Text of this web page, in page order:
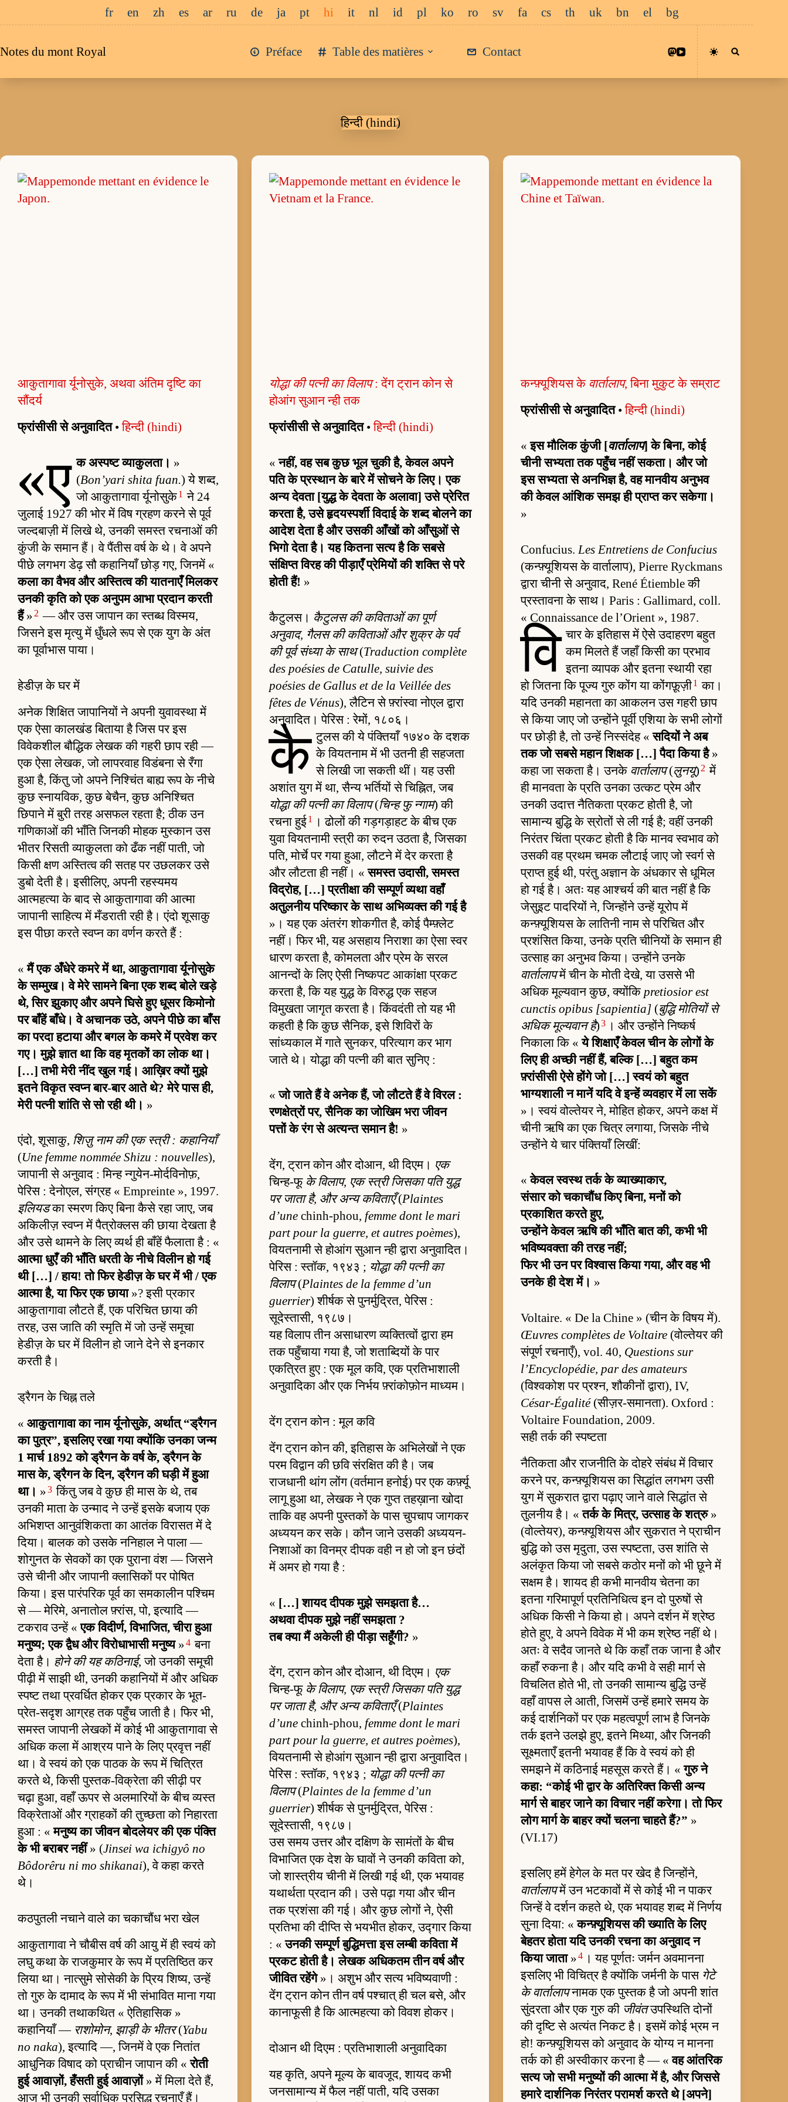
au
fr en zh es ar ru de ja pt hi it nl id pl ko ro sv fa cs th uk bn el bg
Notes du mont Royal Préface Table des matières Contact
हिन्दी (hindi)
आकुतागावा र्यूनोसुके, अथवा अंतिम दृष्टि का
सौंदर्य
फ्रांसीसी से अनुवादित•हिन्दी (hindi)
«ए क अस्पष्ट व्याकुलता। »
(Bon’yari shita fuan.) ये शब्द,
जो आकुतागावा र्यूनोसुके1 ने 24
जुलाई 1927 की भोर में विष ग्रहण करने से पूर्व
जल्दबाज़ी में लिखे थे, उनकी समस्त रचनाओं की
कुंजी के समान हैं। वे पैंतीस वर्ष के थे। वे अपने
पीछे लगभग डेढ़ सौ कहानियाँ छोड़ गए, जिनमें «
कला का वैभव और अस्तित्व की यातनाएँ मिलकर
उनकी कृति को एक अनुपम आभा प्रदान करती
हैं» 2 — और उस जापान का स्तब्ध विस्मय,
जिसने इस मृत्यु में धुँधले रूप से एक युग के अंत
का पूर्वाभास पाया।
हेडीज़ के घर में
अनेक शिक्षित जापानियों ने अपनी युवावस्था में
एक ऐसा कालखंड बिताया है जिस पर इस
विवेकशील बौद्धिक लेखक की गहरी छाप रही —
एक ऐसा लेखक, जो लापरवाह विडंबना से रँगा
हुआ है, किंतु जो अपने निश्चिंत बाह्य रूप के नीचे
कुछ स्नायविक, कुछ बेचैन, कुछ अनिश्चित
छिपाने में बुरी तरह असफल रहता है; ठीक उन
गणिकाओं की भाँति जिनकी मोहक मुस्कान उस
भीतर रिसती व्याकुलता को ढँक नहीं पाती, जो
किसी क्षण अस्तित्व की सतह पर उछलकर उसे
डुबो देती है। इसीलिए, अपनी रहस्यमय
आत्महत्या के बाद से आकुतागावा की आत्मा
जापानी साहित्य में मँडराती रही है। एंदो शूसाकु
इस पीछा करते स्वप्न का वर्णन करते हैं :
«मैं एक अँधेरे कमरे में था, आकुतागावा र्यूनोसुके
के सम्मुख। वे मेरे सामने बिना एक शब्द बोले खड़े
थे, सिर झुकाए और अपने घिसे हुए धूसर किमोनो
पर बाँहें बाँधे। वे अचानक उठे, अपने पीछे का बाँस
का परदा हटाया और बगल के कमरे में प्रवेश कर
गए। मुझे ज्ञात था कि वह मृतकों का लोक था।
[…] तभी मेरी नींद खुल गई। आख़िर क्यों मुझे
इतने विकृत स्वप्न बार-बार आते थे? मेरे पास ही,
मेरी पत्नी शांति से सो रही थी। »
एंदो, शूसाकु, शिज़ु नाम की एक स्त्री : कहानियाँ
(Une femme nommée Shizu : nouvelles),
जापानी से अनुवाद : मिन्ह न्गुयेन-मोर्दविनोफ़,
पेरिस : देनोएल, संग्रह « Empreinte », 1997.
इलियडका स्मरण किए बिना कैसे रहा जाए, जब
अकिलीज़ स्वप्न में पैत्रोक्लस की छाया देखता है
और उसे थामने के लिए व्यर्थ ही बाँहें फैलाता है : «
आत्मा धुएँ की भाँति धरती के नीचे विलीन हो गई
थी […] / हाय! तो फिर हेडीज़ के घर में भी / एक
आत्मा है, या फिर एक छाया»? इसी प्रकार
आकुतागावा लौटते हैं, एक परिचित छाया की
तरह, उस जाति की स्मृति में जो उन्हें समूचा
हेडीज़ के घर में विलीन हो जाने देने से इनकार
करती है।
ड्रैगन के चिह्न तले
« आकुतागावा का नाम र्यूनोसुके, अर्थात् “ड्रैगन
का पुत्र”, इसलिए रखा गया क्योंकि उनका जन्म
1 मार्च 1892 को ड्रैगन के वर्ष के, ड्रैगन के
मास के, ड्रैगन के दिन, ड्रैगन की घड़ी में हुआ
था। »3 किंतु जब वे कुछ ही मास के थे, तब
उनकी माता के उन्माद ने उन्हें इसके बजाय एक
अभिशप्त आनुवंशिकता का आतंक विरासत में दे
दिया। बालक को उसके ननिहाल ने पाला —
शोगुनत के सेवकों का एक पुराना वंश — जिसने
उसे चीनी और जापानी क्लासिकों पर पोषित
किया। इस पारंपरिक पूर्व का समकालीन पश्चिम
से — मेरिमे, अनातोल फ़्रांस, पो, इत्यादि —
टकराव उन्हें «एक विदीर्ण, विभाजित, चीरा हुआ
मनुष्य; एक द्वैध और विरोधाभासी मनुष्य»4 बना
देता है। होने की यह कठिनाई, जो उनकी समूची
पीढ़ी में साझी थी, उनकी कहानियों में और अधिक
स्पष्ट तथा प्रवर्धित होकर एक प्रकार के भूत-
प्रेत-सदृश आग्रह तक पहुँच जाती है। फिर भी,
समस्त जापानी लेखकों में कोई भी आकुतागावा से
अधिक कला में आश्रय पाने के लिए प्रवृत्त नहीं
था। वे स्वयं को एक पाठक के रूप में चित्रित
करते थे, किसी पुस्तक-विक्रेता की सीढ़ी पर
चढ़ा हुआ, वहाँ ऊपर से अलमारियों के बीच व्यस्त
विक्रेताओं और ग्राहकों की तुच्छता को निहारता
हुआ : «मनुष्य का जीवन बोदलेयर की एक पंक्ति
के भी बराबर नहीं» (Jinsei wa ichigyô no
Bôdorêru ni mo shikanai), वे कहा करते
थे।
कठपुतली नचाने वाले का चकाचौंध भरा खेल
आकुतागावा ने चौबीस वर्ष की आयु में ही स्वयं को
लघु कथा के राजकुमार के रूप में प्रतिष्ठित कर
लिया था। नात्सुमे सोसेकी के प्रिय शिष्य, उन्हें
तो गुरु के दामाद के रूप में भी संभावित माना गया
था। उनकी तथाकथित « ऐतिहासिक »
कहानियाँ — राशोमोन, झाड़ी के भीतर(Yabu
no naka), इत्यादि —, जिनमें वे एक नितांत
आधुनिक विषाद को प्राचीन जापान की «रोती
हुई आवाज़ों, हँसती हुई आवाज़ों» में मिला देते हैं,
आज भी उनकी सर्वाधिक प्रसिद्ध रचनाएँ हैं।
योद्धा की पत्नी का विलाप: देंग ट्रान कोन से
होआंग सुआन न्ही तक
फ्रांसीसी से अनुवादित•हिन्दी (hindi)
«नहीं, वह सब कुछ भूल चुकी है, केवल अपने
पति के प्रस्थान के बारे में सोचने के लिए। एक
अन्य देवता [युद्ध के देवता के अलावा] उसे प्रेरित
करता है, उसे हृदयस्पर्शी विदाई के शब्द बोलने का
आदेश देता है और उसकी आँखों को आँसुओं से
भिगो देता है। यह कितना सत्य है कि सबसे
संक्षिप्त विरह की पीड़ाएँ प्रेमियों की शक्ति से परे
होती हैं! »
कैटुलस। कैटुलस की कविताओं का पूर्ण
अनुवाद, गैलस की कविताओं और शुक्र के पर्व
की पूर्व संध्या के साथ(Traduction complète
des poésies de Catulle, suivie des
poésies de Gallus et de la Veillée des
fêtes de Vénus), लैटिन से फ़्रांस्वा नोएल द्वारा
अनुवादित। पेरिस : रेमों, १८०६।
कै टुलस की ये पंक्तियाँ १७४० के दशक
के वियतनाम में भी उतनी ही सहजता
से लिखी जा सकती थीं। यह उसी
अशांत युग में था, सैन्य भर्तियों से चिह्नित, जब
योद्धा की पत्नी का विलाप(चिन्ह फु न्गाम) की
रचना हुई1
। ढोलों की गड़गड़ाहट के बीच एक
युवा वियतनामी स्त्री का रुदन उठता है, जिसका
पति, मोर्चे पर गया हुआ, लौटने में देर करता है
और लौटता ही नहीं। «समस्त उदासी, समस्त
विद्रोह, […] प्रतीक्षा की सम्पूर्ण व्यथा वहाँ
अतुलनीय परिष्कार के साथ अभिव्यक्त की गई है
»। यह एक अंतरंग शोकगीत है, कोई पैम्फ़्लेट
नहीं। फिर भी, यह असहाय निराशा का ऐसा स्वर
धारण करता है, कोमलता और प्रेम के सरल
आनन्दों के लिए ऐसी निष्कपट आकांक्षा प्रकट
करता है, कि यह युद्ध के विरुद्ध एक सहज
विमुखता जागृत करता है। किंवदंती तो यह भी
कहती है कि कुछ सैनिक, इसे शिविरों के
सांध्यकाल में गाते सुनकर, परित्याग कर भाग
जाते थे। योद्धा की पत्नी की बात सुनिए :
«जो जाते हैं वे अनेक हैं, जो लौटते हैं वे विरल :
रणक्षेत्रों पर, सैनिक का जोखिम भरा जीवन
पत्तों के रंग से अत्यन्त समान है! »
देंग, ट्रान कोन और दोआन, थी दिएम। एक
चिन्ह-फू के विलाप, एक स्त्री जिसका पति युद्ध
पर जाता है, और अन्य कविताएँ(Plaintes
d’une chinh-phou, femme dont le mari
part pour la guerre, et autres poèmes),
वियतनामी से होआंग सुआन न्ही द्वारा अनुवादित।
पेरिस : स्तॉक, १९४३ ; योद्धा की पत्नी का
विलाप(Plaintes de la femme d’un
guerrier) शीर्षक से पुनर्मुद्रित, पेरिस :
सूदेस्तासी, १९८७।
यह विलाप तीन असाधारण व्यक्तित्वों द्वारा हम
तक पहुँचाया गया है, जो शताब्दियों के पार
एकत्रित हुए : एक मूल कवि, एक प्रतिभाशाली
अनुवादिका और एक निर्भय फ़्रांकोफ़ोन माध्यम।
देंग ट्रान कोन : मूल कवि
देंग ट्रान कोन की, इतिहास के अभिलेखों ने एक
परम विद्वान की छवि संरक्षित की है। जब
राजधानी थांग लोंग (वर्तमान हनोई) पर एक कर्फ़्यू
लागू हुआ था, लेखक ने एक गुप्त तहख़ाना खोदा
ताकि वह अपनी पुस्तकों के पास चुपचाप जागकर
अध्ययन कर सके। कौन जाने उसकी अध्ययन-
निशाओं का विनम्र दीपक वही न हो जो इन छंदों
में अमर हो गया है :
« […] शायद दीपक मुझे समझता है…
अथवा दीपक मुझे नहीं समझता ?
तब क्या मैं अकेली ही पीड़ा सहूँगी? »
देंग, ट्रान कोन और दोआन, थी दिएम। एक
चिन्ह-फू के विलाप, एक स्त्री जिसका पति युद्ध
पर जाता है, और अन्य कविताएँ(Plaintes
d’une chinh-phou, femme dont le mari
part pour la guerre, et autres poèmes),
वियतनामी से होआंग सुआन न्ही द्वारा अनुवादित।
पेरिस : स्तॉक, १९४३ ; योद्धा की पत्नी का
विलाप(Plaintes de la femme d’un
guerrier) शीर्षक से पुनर्मुद्रित, पेरिस :
सूदेस्तासी, १९८७।
उस समय उत्तर और दक्षिण के सामंतों के बीच
विभाजित एक देश के घावों ने उनकी कविता को,
जो शास्त्रीय चीनी में लिखी गई थी, एक भयावह
यथार्थता प्रदान की। उसे पढ़ा गया और चीन
तक प्रशंसा की गई। और कुछ लोगों ने, ऐसी
प्रतिभा की दीप्ति से भयभीत होकर, उद्गार किया
: «उनकी सम्पूर्ण बुद्धिमत्ता इस लम्बी कविता में
प्रकट होती है। लेखक अधिकतम तीन वर्ष और
जीवित रहेंगे»। अशुभ और सत्य भविष्यवाणी :
देंग ट्रान कोन तीन वर्ष पश्चात् ही चल बसे, और
कानाफूसी है कि आत्महत्या को विवश होकर।
दोआन थी दिएम : प्रतिभाशाली अनुवादिका
यह कृति, अपने मूल्य के बावजूद, शायद कभी
जनसामान्य में फैल नहीं पाती, यदि उसका
कन्फ़्यूशियस के वार्तालाप, बिना मुकुट के सम्राट
फ्रांसीसी से अनुवादित•हिन्दी (hindi)
«इस मौलिक कुंजी [वार्तालाप] के बिना, कोई
चीनी सभ्यता तक पहुँच नहीं सकता। और जो
इस सभ्यता से अनभिज्ञ है, वह मानवीय अनुभव
की केवल आंशिक समझ ही प्राप्त कर सकेगा।
»
Confucius. Les Entretiens de Confucius
(कन्फ़्यूशियस के वार्तालाप), Pierre Ryckmans
द्वारा चीनी से अनुवाद, René Étiemble की
प्रस्तावना के साथ। Paris : Gallimard, coll.
« Connaissance de l’Orient », 1987.
वि चार के इतिहास में ऐसे उदाहरण बहुत
कम मिलते हैं जहाँ किसी का प्रभाव
इतना व्यापक और इतना स्थायी रहा
हो जितना कि पूज्य गुरु कोंग या कोंगफ़ूज़ी1 का।
यदि उनकी महानता का आकलन उस गहरी छाप
से किया जाए जो उन्होंने पूर्वी एशिया के सभी लोगों
पर छोड़ी है, तो उन्हें निस्संदेह «सदियों ने अब
तक जो सबसे महान शिक्षक […] पैदा किया है»
कहा जा सकता है। उनके वार्तालाप(लुनयू) 2 में
ही मानवता के प्रति उनका उत्कट प्रेम और
उनकी उदात्त नैतिकता प्रकट होती है, जो
सामान्य बुद्धि के स्रोतों से ली गई है; वहीं उनकी
निरंतर चिंता प्रकट होती है कि मानव स्वभाव को
उसकी वह प्रथम चमक लौटाई जाए जो स्वर्ग से
प्राप्त हुई थी, परंतु अज्ञान के अंधकार से धूमिल
हो गई है। अतः यह आश्चर्य की बात नहीं है कि
जेसुइट पादरियों ने, जिन्होंने उन्हें यूरोप में
कन्फ़्यूशियस के लातिनी नाम से परिचित और
प्रशंसित किया, उनके प्रति चीनियों के समान ही
उत्साह का अनुभव किया। उन्होंने उनके
वार्तालापमें चीन के मोती देखे, या उससे भी
अधिक मूल्यवान कुछ, क्योंकि pretiosior est
cunctis opibus [sapientia] (बुद्धि मोतियों से
अधिक मूल्यवान है)3 । और उन्होंने निष्कर्ष
निकाला कि «ये शिक्षाएँ केवल चीन के लोगों के
लिए ही अच्छी नहीं हैं, बल्कि […] बहुत कम
फ़्रांसीसी ऐसे होंगे जो […] स्वयं को बहुत
भाग्यशाली न मानें यदि वे इन्हें व्यवहार में ला सकें
»। स्वयं वोल्तेयर ने, मोहित होकर, अपने कक्ष में
चीनी ऋषि का एक चित्र लगाया, जिसके नीचे
उन्होंने ये चार पंक्तियाँ लिखीं:
«केवल स्वस्थ तर्क के व्याख्याकार,
संसार को चकाचौंध किए बिना, मनों को
प्रकाशित करते हुए,
उन्होंने केवल ऋषि की भाँति बात की, कभी भी
भविष्यवक्ता की तरह नहीं;
फिर भी उन पर विश्वास किया गया, और वह भी
उनके ही देश में। »
Voltaire. « De la Chine » (चीन के विषय में).
Œuvres complètes de Voltaire (वोल्तेयर की
संपूर्ण रचनाएँ), vol. 40, Questions sur
l’Encyclopédie, par des amateurs
(विश्वकोश पर प्रश्न, शौकीनों द्वारा), IV,
César-Égalité(सीज़र-समानता). Oxford :
Voltaire Foundation, 2009.
सही तर्क की स्पष्टता
नैतिकता और राजनीति के दोहरे संबंध में विचार
करने पर, कन्फ़्यूशियस का सिद्धांत लगभग उसी
युग में सुकरात द्वारा पढ़ाए जाने वाले सिद्धांत से
तुलनीय है। «तर्क के मित्र, उत्साह के शत्रु»
(वोल्तेयर), कन्फ़्यूशियस और सुकरात ने प्राचीन
बुद्धि को उस मृदुता, उस स्पष्टता, उस शांति से
अलंकृत किया जो सबसे कठोर मनों को भी छूने में
सक्षम है। शायद ही कभी मानवीय चेतना का
इतना गरिमापूर्ण प्रतिनिधित्व इन दो पुरुषों से
अधिक किसी ने किया हो। अपने दर्शन में श्रेष्ठ
होते हुए, वे अपने विवेक में भी कम श्रेष्ठ नहीं थे।
अतः वे सदैव जानते थे कि कहाँ तक जाना है और
कहाँ रुकना है। और यदि कभी वे सही मार्ग से
विचलित होते भी, तो उनकी सामान्य बुद्धि उन्हें
वहाँ वापस ले आती, जिसमें उन्हें हमारे समय के
कई दार्शनिकों पर एक महत्वपूर्ण लाभ है जिनके
तर्क इतने उलझे हुए, इतने मिथ्या, और जिनकी
सूक्ष्मताएँ इतनी भयावह हैं कि वे स्वयं को ही
समझने में कठिनाई महसूस करते हैं। «गुरु ने
कहा: “कोई भी द्वार के अतिरिक्त किसी अन्य
मार्ग से बाहर जाने का विचार नहीं करेगा। तो फिर
लोग मार्ग के बाहर क्यों चलना चाहते हैं?” »
(VI.17)
इसलिए हमें हेगेल के मत पर खेद है जिन्होंने,
वार्तालापमें उन भटकावों में से कोई भी न पाकर
जिन्हें वे दर्शन कहते थे, एक भयावह शब्द में निर्णय
सुना दिया: «कन्फ़्यूशियस की ख्याति के लिए
बेहतर होता यदि उनकी रचना का अनुवाद न
किया जाता»4 । यह पूर्णतः जर्मन अवमानना
इसलिए भी विचित्र है क्योंकि जर्मनी के पास गेटे
के वार्तालापनामक एक पुस्तक है जो अपनी शांत
सुंदरता और एक गुरु की जीवंतउपस्थिति दोनों
की दृष्टि से अत्यंत निकट है। इसमें कोई भ्रम न
हो! कन्फ़्यूशियस को अनुवाद के योग्य न मानना
तर्क को ही अस्वीकार करना है — «वह आंतरिक
सत्य जो सभी मनुष्यों की आत्मा में है, और जिससे
हमारे दार्शनिक निरंतर परामर्श करते थे [अपने]